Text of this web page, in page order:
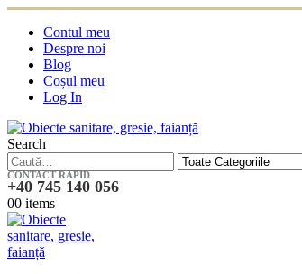
Contul meu
Despre noi
Blog
Coșul meu
Log In
Search
CONTACT RAPID
+40 745 140 056
00 items